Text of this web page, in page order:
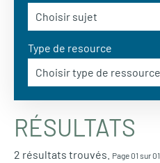
Type de resource
RÉSULTATS
2 résultats trouvés. Page 01 sur 01